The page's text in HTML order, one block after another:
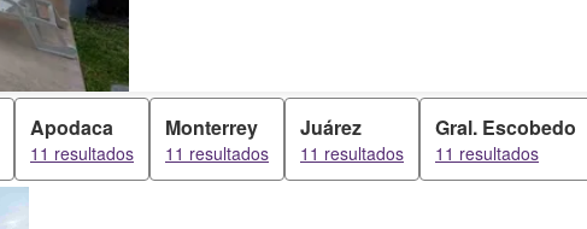
Apodaca
11 resultados
Monterrey
11 resultados
Juárez
11 resultados
Gral. Escobedo
11 resultados